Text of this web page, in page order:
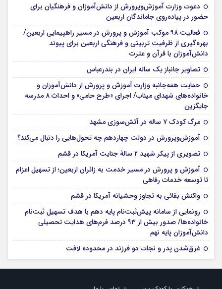
دعوت وزارت آموزش‌وپرورش از دانش‌آموزان و فرهنگیان برای
حضور در پیاده‌روی جاماندگان اربعین
فعالیت ۹۸ موکب آموزش و پرورش در مسیر راهپیمایی اربعین/
بهره‌گیری از ظرفیت تربیتی و فرهنگی اربعین برای پیوند
دانش‌آموزان با قرآن و عترت
تصاویر جانباز یک ساله ایران در بندرعباس
حمایت همه‌جانبه وزارت آموزش و پرورش از دانش‌آموزان و
خانواده‌های شهدای میناب/ اجرای «طرح حامی» و احداث ۸ مدرسه
جایگزین
مرگ کودک ۷ ساله در آتش‌سوزی مشهد
آموزش‌وپرورش در دولت چهاردهم چه تحول‌هایی را دنبال می‌کند؟
تصویری از پیکر شهید ۲ سالۀ جنایت آمریکا در قشم
آموزش و پرورش در مسیر خدمت به زائران اربعین؛ از تسهیل اعزام
تا توسعه خدمات رفاهی
واکنش بقائی به تجاوز وحشیانه آمریکا در قشم
رونمایی از سامانه پیش‌ثبت‌نام پایه دهم با هدف تسهیل ثبت‌نام
خانواده‌ها/ صدور بیش از ۹۳ درصد فرم‌های هدایت تحصیلی
دانش‌آموزان پایه نهم
غرق‌شدن پدر و نجات دو فرزند در محدوده لافت